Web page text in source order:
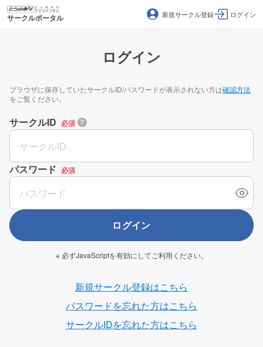
サークルポータル 新規サークル登録 ログイン
ログイン
ブラウザに保存していたサークルID/パスワードが表示されない方は確認方法
をご覧ください。
サークルID 必須
パスワード 必須
ログイン
※ 必ずJavaScriptを有効にしてご利用ください。
新規サークル登録はこちら
パスワードを忘れた方はこちら
サークルIDを忘れた方はこちら